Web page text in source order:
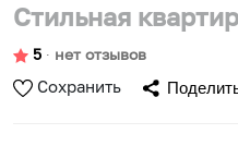
Стильная
5 ∙ нет отзывов
Сохранить